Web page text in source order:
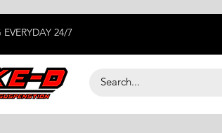
24/7